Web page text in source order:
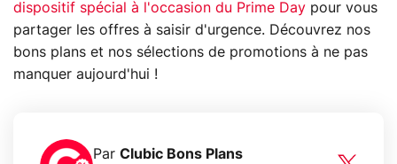
dispositif spécial à l'occasion du Prime Day pour vous
partager les offres à saisir d'urgence. Découvrez nos
bons plans et nos sélections de promotions à ne pas
manquer aujourd'hui !
Par Clubic Bons Plans